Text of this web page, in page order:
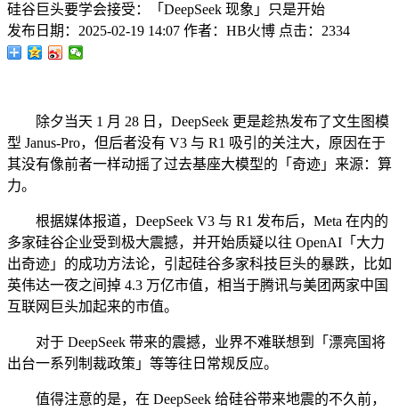
硅谷巨头要学会接受：「DeepSeek 现象」只是开始
发布日期： 2025-02-19 14:07 作者： HB火博 点击： 2334
除夕当天 1 月 28 日，DeepSeek 更是趁热发布了文生图模
型 Janus-Pro，但后者没有 V3 与 R1 吸引的关注大，原因在于
其没有像前者一样动摇了过去基座大模型的「奇迹」来源：算
力。
根据媒体报道，DeepSeek V3 与 R1 发布后，Meta 在内的
多家硅谷企业受到极大震撼，并开始质疑以往 OpenAI「大力
出奇迹」的成功方法论，引起硅谷多家科技巨头的暴跌，比如
英伟达一夜之间掉 4.3 万亿市值，相当于腾讯与美团两家中国
互联网巨头加起来的市值。
对于 DeepSeek 带来的震撼，业界不难联想到「漂亮国将
出台一系列制裁政策」等等往日常规反应。
值得注意的是，在 DeepSeek 给硅谷带来地震的不久前，